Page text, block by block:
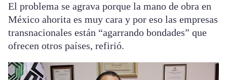
El problema se agrava porque la mano de obra en
México ahorita es muy cara y por eso las empresas
transnacionales están “agarrando bondades” que
ofrecen otros países, refirió.